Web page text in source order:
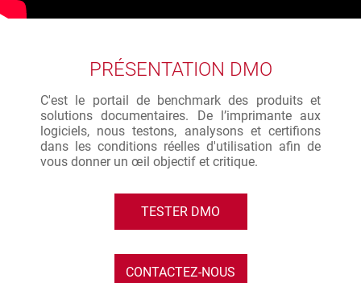
PRÉSENTATION DMO
C'est le portail de benchmark des produits et
solutions documentaires. De l’imprimante aux
logiciels, nous testons, analysons et certifions
dans les conditions réelles d'utilisation afin de
vous donner un œil objectif et critique.
TESTER DMO
CONTACTEZ-NOUS